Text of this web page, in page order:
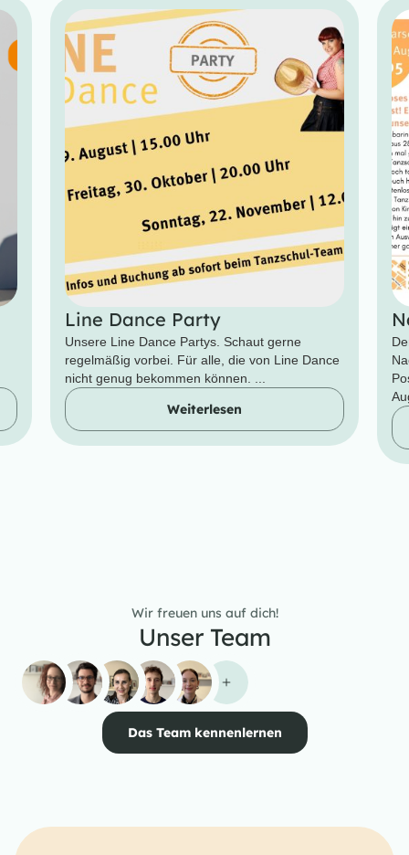
Line Dance Party
Unsere Line Dance Partys. Schaut gerne
regelmäßig vorbei. Für alle, die von Line Dance
nicht genug bekommen können. ...
Weiterlesen
Wir freuen uns auf dich!
Unser Team
Das Team kennenlernen